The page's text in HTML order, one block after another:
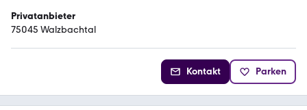
Privatanbieter
75045 Walzbachtal
Kontakt Parken